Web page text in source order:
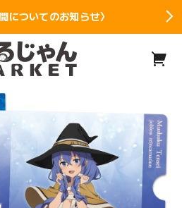
についてのお知らせ〉